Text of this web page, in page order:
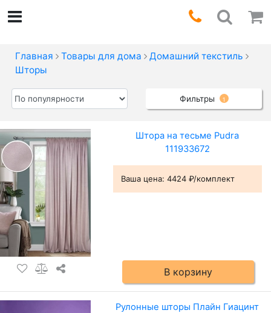
Главная Товары для дома
Домашний текстиль
Шторы
Фильтры 1
Штора на тесьме Pudra
111933672
Ваша цена: 4424 ₽/комплект
В корзину
Рулонные шторы Плайн Гиацинт